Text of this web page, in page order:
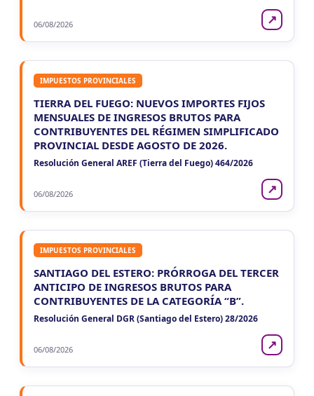
7
CUIT 5-6-7-8-9-…
7 Agentes Retencion La Rioja
CUIT 5-6-7-8-9-…
NEUQUEN
VIE
NEUQUEN
06/08/2026 ↗
IMPUESTOS PROVINCIALES
TIERRA DEL FUEGO: NUEVOS IMPORTES FIJOS
MENSUALES DE INGRESOS BRUTOS PARA
CONTRIBUYENTES DEL RÉGIMEN SIMPLIFICADO
PROVINCIAL DESDE AGOSTO DE 2026.
Resolución General AREF (Tierra del Fuego) 464/2026
06/08/2026 ↗
IMPUESTOS PROVINCIALES
SANTIAGO DEL ESTERO: PRÓRROGA DEL TERCER
ANTICIPO DE INGRESOS BRUTOS PARA
CONTRIBUYENTES DE LA CATEGORÍA “B”.
Resolución General DGR (Santiago del Estero) 28/2026
06/08/2026 ↗